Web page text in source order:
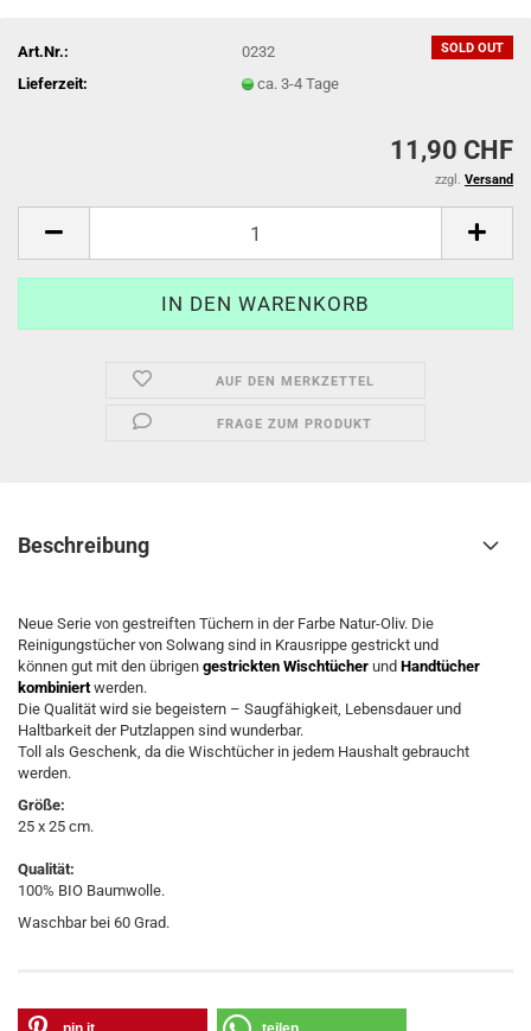
SOLD OUT
Art.Nr.:
0232
Lieferzeit:
ca. 3-4 Tage
11,90 CHF
zzgl. Versand
AUF DEN MERKZETTEL
FRAGE ZUM PRODUKT
Beschreibung
Neue Serie von gestreiften Tüchern in der Farbe Natur-Oliv. Die
Reinigungstücher von Solwang sind in Krausrippe gestrickt und
können gut mit den übrigen gestrickten Wischtücher und Handtücher
kombiniertwerden.
Die Qualität wird sie begeistern – Saugfähigkeit, Lebensdauer und
Haltbarkeit der Putzlappen sind wunderbar.
Toll als Geschenk, da die Wischtücher in jedem Haushalt gebraucht
werden.
Größe:
25 x 25 cm.
Qualität:
100% BIO Baumwolle.
Waschbar bei 60 Grad.